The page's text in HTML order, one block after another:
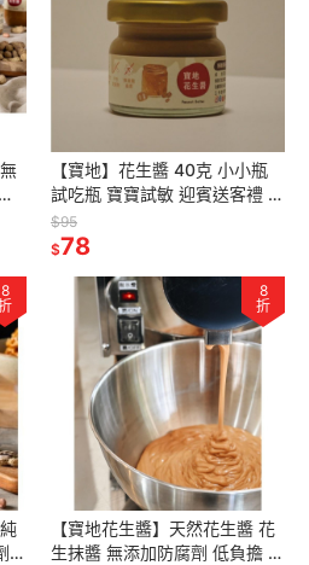
【寶地】花生醬 40克 小小瓶
試吃瓶 寶寶試敏 迎賓送客禮 婚
禮小物 交換禮物 台灣特色紀念
品 露營方便 低負擔，小小
$95
$78
8
無
8
折
【寶地花生醬】天然花生醬 花
生抹醬 無添加防腐劑 低負擔 奶